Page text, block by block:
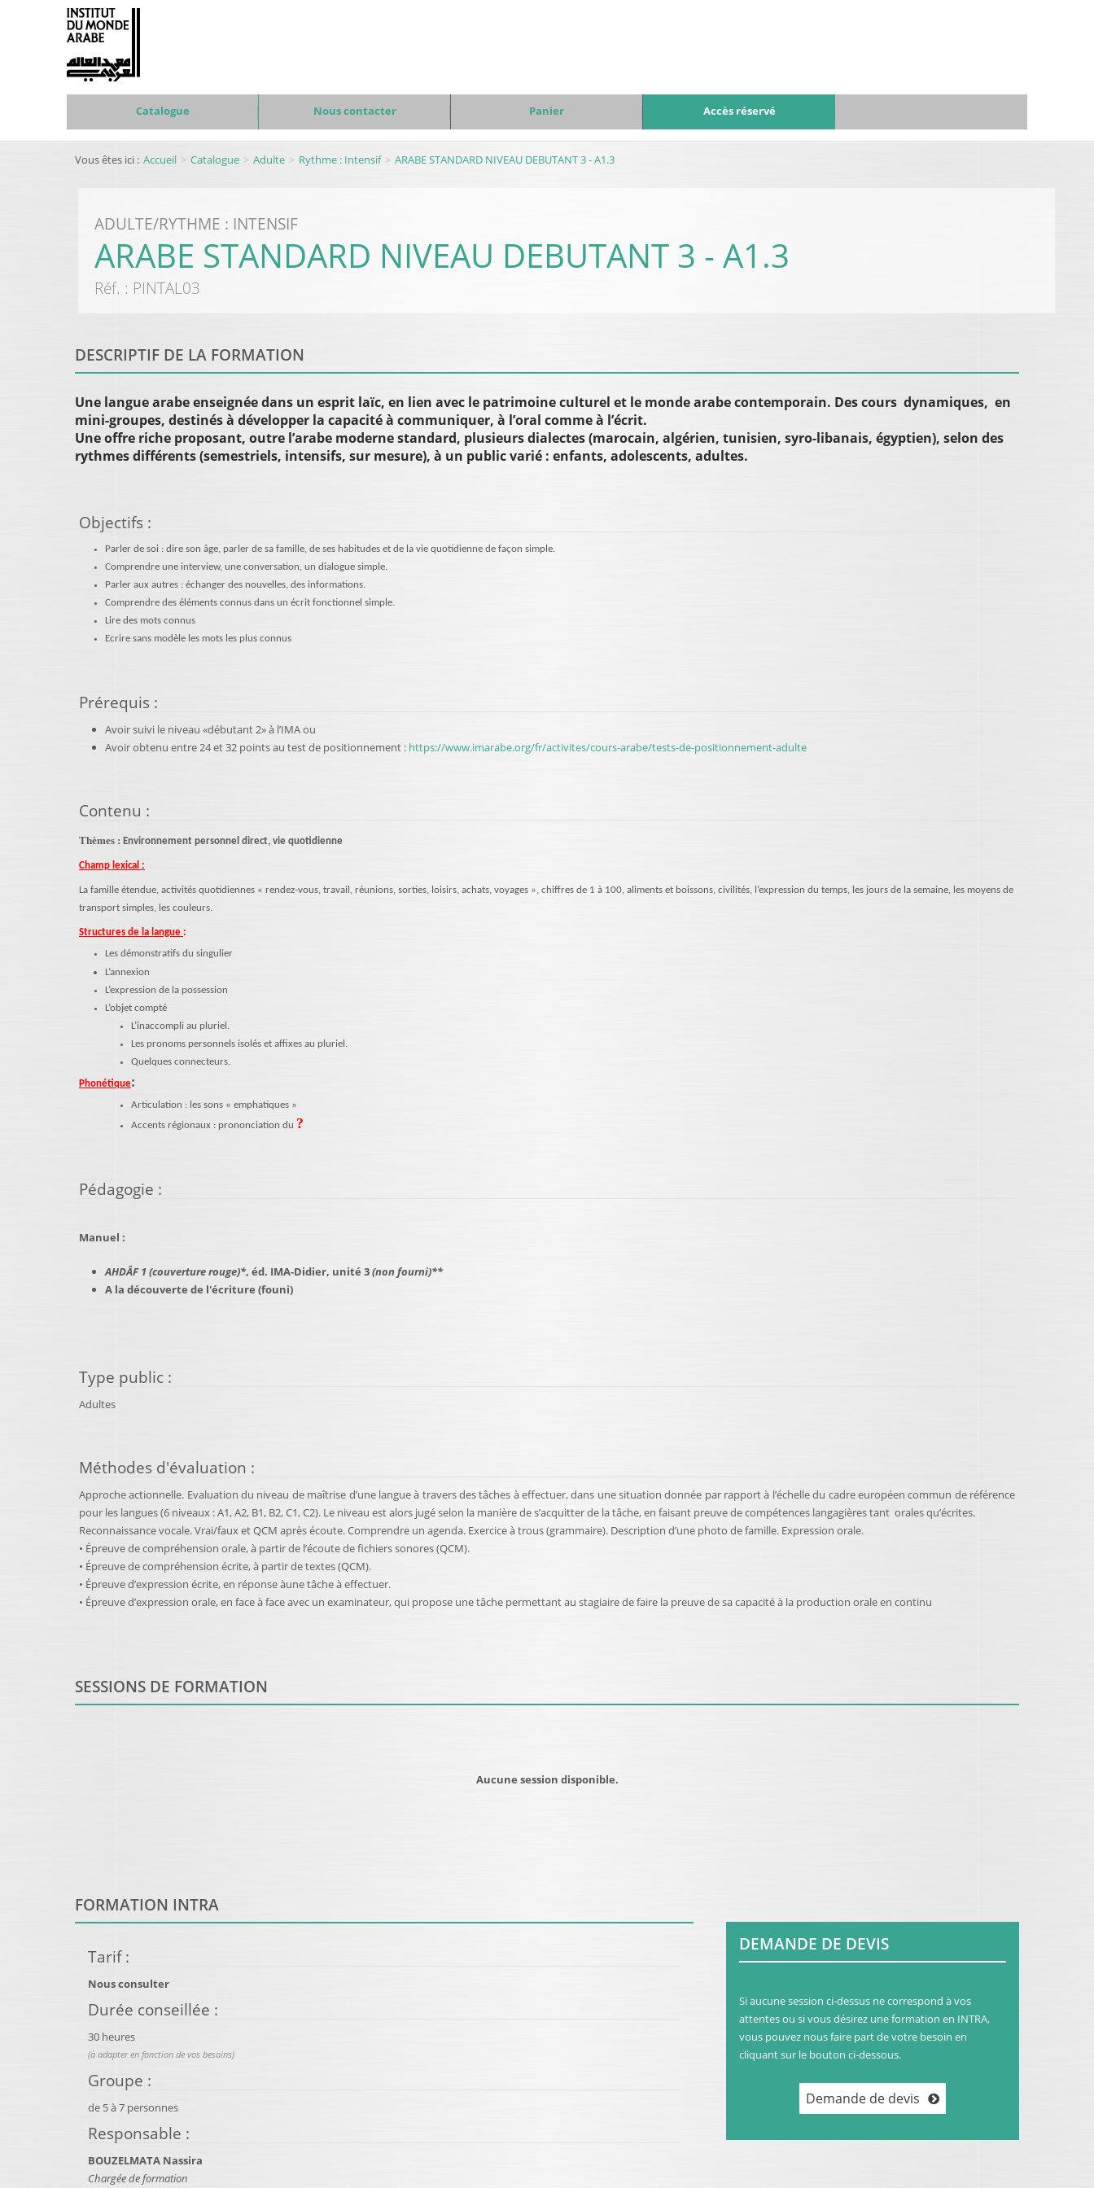
Catalogue Nous contacter Panier Accès réservé
Vous êtes ici : Accueil Catalogue Adulte Rythme : Intensif ARABE STANDARD NIVEAU DEBUTANT 3 - A1.3
ADULTE/RYTHME : INTENSIF
ARABE STANDARD NIVEAU DEBUTANT 3 - A1.3
Réf. : PINTAL03
DESCRIPTIF DE LA FORMATION
Une langue arabe enseignée dans un esprit laïc, en lien avec le patrimoine culturel et le monde arabe contemporain. Des cours dynamiques, en
mini-groupes, destinés à développer la capacité à communiquer, à l’oral comme à l’écrit.
Une offre riche proposant, outre l’arabe moderne standard, plusieurs dialectes (marocain, algérien, tunisien, syro-libanais, égyptien), selon des
rythmes différents (semestriels, intensifs, sur mesure), à un public varié : enfants, adolescents, adultes.
Objectifs :
Parler de soi : dire son âge, parler de sa famille, de ses habitudes et de la vie quotidienne de façon simple.
Comprendre une interview, une conversation, un dialogue simple.
Parler aux autres : échanger des nouvelles, des informations.
Comprendre des éléments connus dans un écrit fonctionnel simple.
Lire des mots connus
Ecrire sans modèle les mots les plus connus
Prérequis :
Avoir suivi le niveau «débutant 2» à l’IMA ou
Avoir obtenu entre 24 et 32 points au test de positionnement : https://www.imarabe.org/fr/activites/cours-arabe/tests-de-positionnement-adulte
Contenu :
Thèmes : Environnement personnel direct, vie quotidienne
Champ lexical :
La famille étendue, activités quotidiennes « rendez-vous, travail, réunions, sorties, loisirs, achats, voyages », chiffres de 1 à 100, aliments et boissons, civilités, l’expression du temps, les jours de la semaine, les moyens de
transport simples, les couleurs.
Structures de la langue :
Les démonstratifs du singulier
L’annexion
L’expression de la possession
L’objet compté
L’inaccompli au pluriel.
Les pronoms personnels isolés et affixes au pluriel.
Quelques connecteurs.
Phonétique:
Articulation : les sons « emphatiques »
Accents régionaux : prononciation du ?
Pédagogie :
Manuel :
AHDÂF 1 (couverture rouge)*, éd. IMA-Didier, unité 3(non fourni)**
A la découverte de l'écriture (founi)
Type public :
Adultes
Méthodes d'évaluation :
Approche actionnelle. Evaluation du niveau de maîtrise d’une langue à travers des tâches à effectuer, dans une situation donnée par rapport à l’échelle du cadre européen commun de référence
pour les langues (6 niveaux : A1, A2, B1, B2, C1, C2). Le niveau est alors jugé selon la manière de s’acquitter de la tâche, en faisant preuve de compétences langagières tant orales qu’écrites.
Reconnaissance vocale. Vrai/faux et QCM après écoute. Comprendre un agenda. Exercice à trous (grammaire). Description d’une photo de famille. Expression orale.
• Épreuve de compréhension orale, à partir de l’écoute de fichiers sonores (QCM).
• Épreuve de compréhension écrite, à partir de textes (QCM).
• Épreuve d’expression écrite, en réponse àune tâche à effectuer.
• Épreuve d’expression orale, en face à face avec un examinateur, qui propose une tâche permettant au stagiaire de faire la preuve de sa capacité à la production orale en continu
SESSIONS DE FORMATION
Aucune session disponible.
FORMATION INTRA
Tarif:
Nous consulter
Durée conseillée :
30 heures
(à adapter en fonction de vos besoins)
Groupe :
de 5à7 personnes
Responsable :
BOUZELMATA Nassira
Chargée de formation
DEMANDE DE DEVIS
Si aucune session ci-dessus ne correspond à vos
attentes ou si vous désirez une formation en INTRA,
vous pouvez nous faire part de votre besoin en
cliquant sur le bouton ci-dessous.
Demande de devis